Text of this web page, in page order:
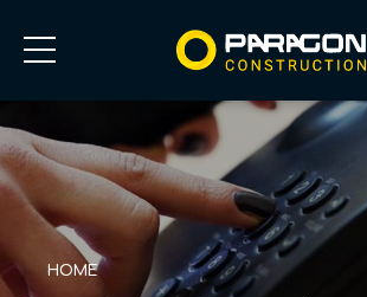
HOME